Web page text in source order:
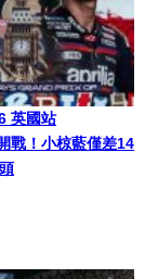
英國站
戰！小椋藍僅差14